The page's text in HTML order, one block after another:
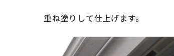
重ね塗りして仕上げます。